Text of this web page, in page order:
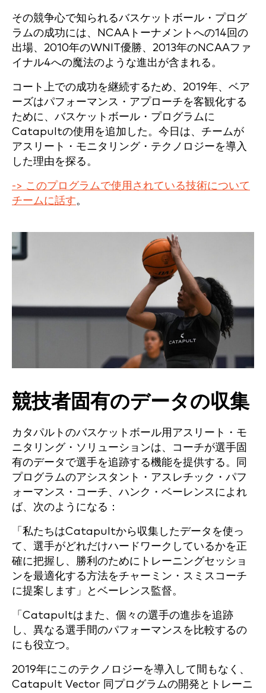
その競争心で知られるバスケットボール・プログ
ラムの成功には、NCAAトーナメントへの14回の
出場、2010年のWNIT優勝、2013年のNCAAファ
イナル4への魔法のような進出が含まれる。
コート上での成功を継続するため、2019年、ベア
ーズはパフォーマンス・アプローチを客観化する
ために、バスケットボール・プログラムに
Catapultの使用を追加した。今日は、チームが
アスリート・モニタリング・テクノロジーを導入
した理由を探る。
-> このプログラムで使用されている技術について
チームに話す。
競技者固有のデータの収集
カタパルトのバスケットボール用アスリート・モ
ニタリング・ソリューションは、コーチが選手固
有のデータで選手を追跡する機能を提供する。同
プログラムのアシスタント・アスレチック・パフ
ォーマンス・コーチ、ハンク・ベーレンスによれ
ば、次のようになる：
「私たちはCatapultから収集したデータを使っ
て、選手がどれだけハードワークしているかを正
確に把握し、勝利のためにトレーニングセッショ
ンを最適化する方法をチャーミン・スミスコーチ
に提案します」とベーレンス監督。
「Catapultはまた、個々の選手の進歩を追跡
し、異なる選手間のパフォーマンスを比較するの
にも役立つ。
2019年にこのテクノロジーを導入して間もなく、
Catapult Vector 同プログラムの開発とトレーニ